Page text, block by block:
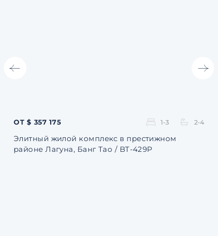
ОТ $ 357 175 1-3 2-4
Элитный жилой комплекс в престижном
районе Лагуна, Банг Тао / BT-429P